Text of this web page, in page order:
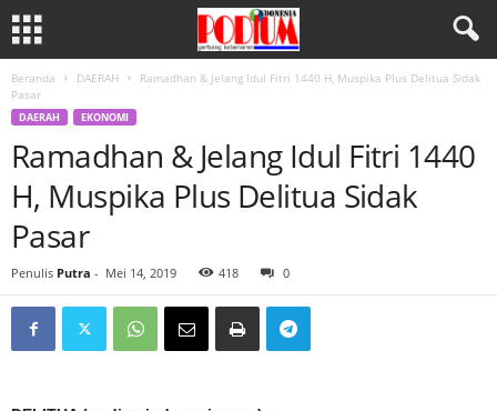
Beranda DAERAH
Ramadhan & Jelang Idul Fitri 1440 H, Muspika Plus Delitua Sidak
Pasar
DAERAH EKONOMI
Ramadhan & Jelang Idul Fitri 1440
H, Muspika Plus Delitua Sidak
Pasar
Penulis Putra - Mei 14, 2019 418 0